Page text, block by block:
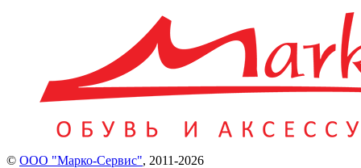
© ООО "Марко-Сервис", 2011-2026